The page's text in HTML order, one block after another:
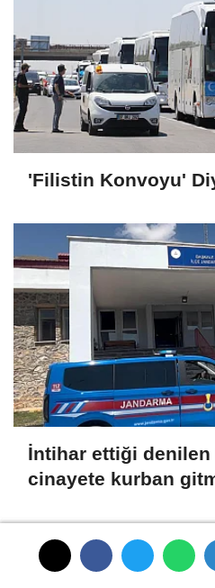
'Filistin Konvoyu'
İntihar ettiği denilen
cinayete kurban
SON HABERLER